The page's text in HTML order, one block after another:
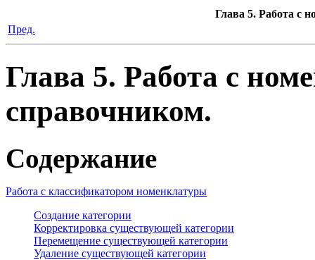
Глава 5. Работа с
Пред.
Глава 5. Работа с
справочником.
Содержание
Работа с классификатором номенклатуры
Создание категории
Корректировка существующей категории
Перемещение существующей категории
Удаление существующей категории